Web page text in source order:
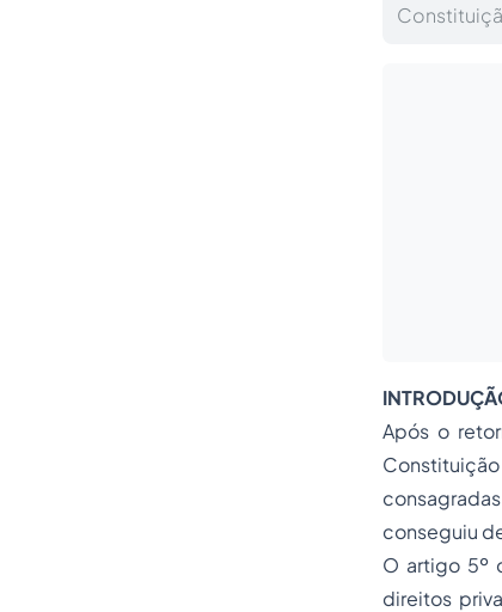
Após o
conseguiu
O artigo 5º
direitos